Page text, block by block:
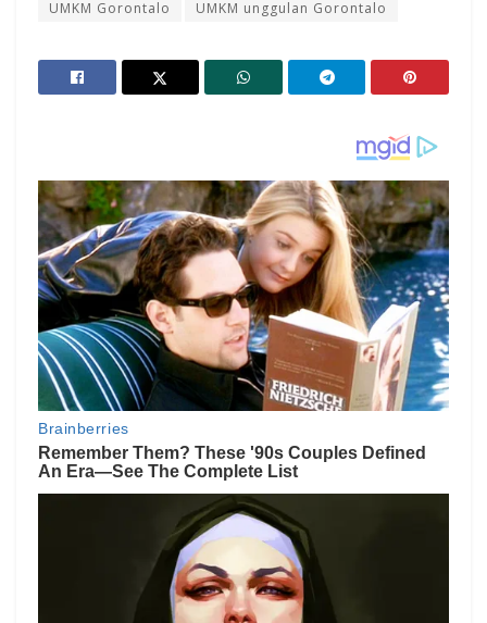
UMKM Gorontalo UMKM unggulan Gorontalo